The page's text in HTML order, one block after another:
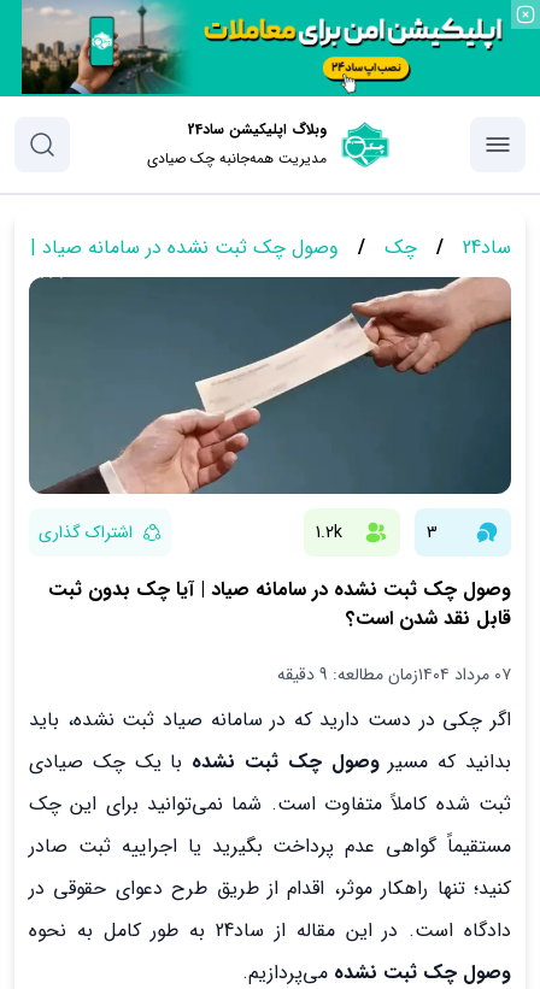
وبلاگ اپلیکیشن ساد24
مدیریت همه‌جانبه چک‌ صیادی
ساد24 / چک / وصول چک ثبت نشده در سامانه صیاد |
3
1.2k اشتراک گذاری
وصول چک ثبت نشده در سامانه صیاد | آیا چک بدون ثبت
قابل نقد شدن است؟
۰۷ مرداد ۱۴۰۴ زمان مطالعه: 9 دقیقه
اگر چکی در دست دارید که در سامانه صیاد ثبت نشده، باید
بدانید که مسیروصول چک ثبت نشده با یک چک صیادی
ثبت شده کاملاً متفاوت است. شما نمی‌توانید برای این چک
مستقیماً گواهی عدم پرداخت بگیرید یا اجراییه ثبت صادر
کنید؛ تنها راهکار موثر، اقدام از طریق طرح دعوای حقوقی در
دادگاه است. در این مقاله از ساد24 به طور کامل به نحوه
وصول چک ثبت نشده می‌پردازیم.